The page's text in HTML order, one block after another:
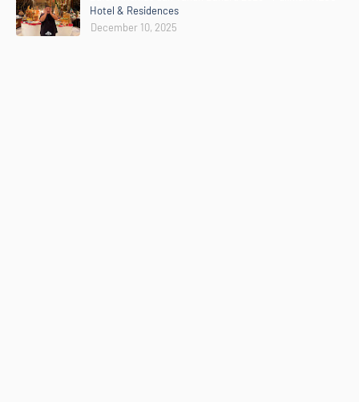
Hotel & Residences
December 10, 2025